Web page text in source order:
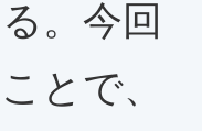
。今回
とで、